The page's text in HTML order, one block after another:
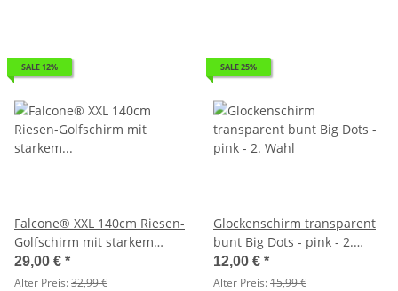
SALE 12%
Falcone® XXL 140cm Riesen-
Golfschirm mit starkem
doppeltem Glasfibergestell -
navy - 2. Wahl
29,00 € *
Alter Preis:32,99 €
SALE 25%
Glockenschirm transparent
bunt Big Dots - pink - 2.
Wahl
12,00 € *
Alter Preis:15,99 €